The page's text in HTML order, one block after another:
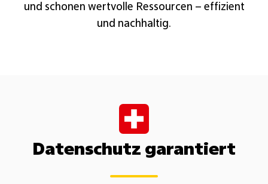
und schonen wertvolle Ressourcen – effizient
und nachhaltig.
Datenschutz garantiert